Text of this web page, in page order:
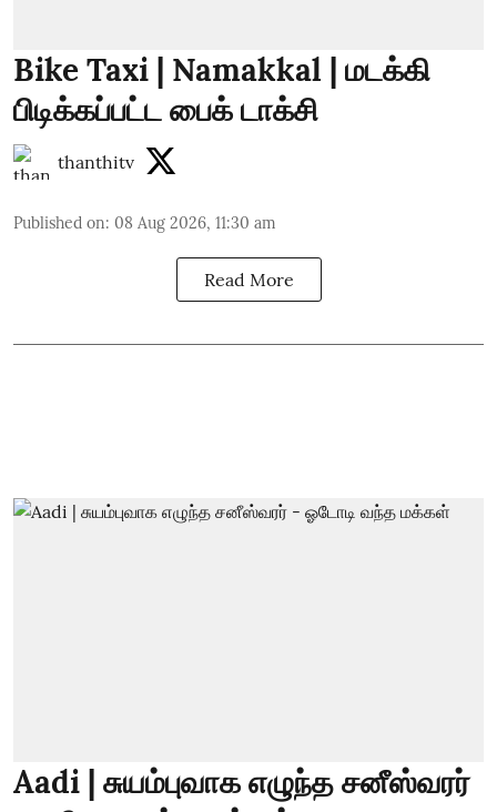
Bike Taxi | Namakkal | மடக்கி
பிடிக்கப்பட்ட பைக் டாக்சி
thanthitv
Published on: 08 Aug 2026, 11:30 am
Read More
Aadi | சுயம்புவாக எழுந்த சனீஸ்வரர்